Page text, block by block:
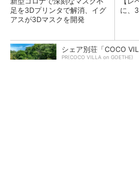
足を3Dプリンタで解消、イグ
アスが3Dマスクを開発
に、
シェア別荘「COCO
PR(COCO VILLA on GOETHE)